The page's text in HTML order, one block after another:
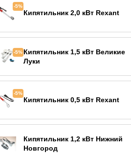
-5%
Кипятильник 2,0 кВт Rexant
-5%Кипятильник 1,5 кВт Великие
Луки
-5%
Кипятильник 0,5 кВт Rexant
Кипятильник 1,2 кВт Нижний
Новгород